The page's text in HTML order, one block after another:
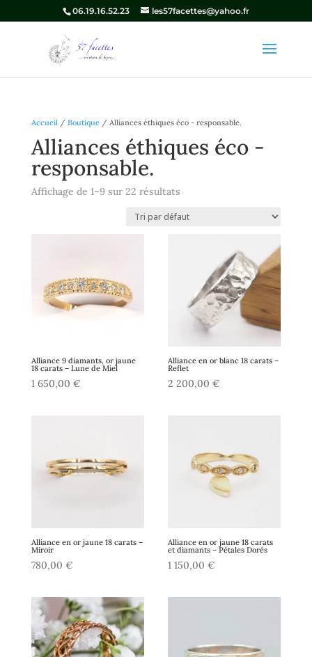
06.19.16.52.23 les57facettes@yahoo.fr
Accueil/ Boutique/ Alliances éthiques éco - responsable.
Alliances éthiques éco -
responsable.
Affichage de 1–9 sur 22 résultats
Alliance 9 diamants, or jaune
18 carats – Lune de Miel
1 650,00 €
Alliance en or blanc 18 carats –
Reflet
2 200,00€
Alliance en or jaune 18 carats –
Miroir
780,00 €
Alliance en or jaune 18 carats
et diamants – Pétales Dorés
1 150,00€